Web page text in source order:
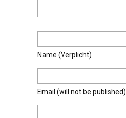
Name (verplicht)
Email (will not be published)